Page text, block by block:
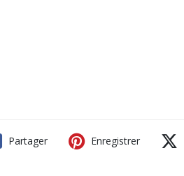
Partager Enregistrer